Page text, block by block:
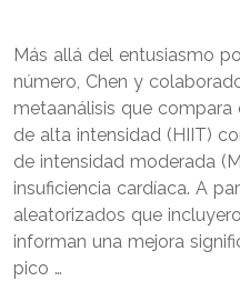
Más allá del entusiasmo
número, Chen y
metaanálisis que
de alta intensidad (HIIT)
de intensidad moderada
insuficiencia cardíaca. A
aleatorizados que
informan una mejora
pico …